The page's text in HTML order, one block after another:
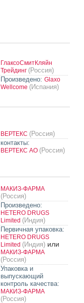
ГлаксоСмитКляйн
Трейдинг (Россия)
Произведено: Glaxo
Wellcome (Испания)
ВЕРТЕКС (Россия)
контакты:
ВЕРТЕКС АО (Россия)
МАКИЗ-ФАРМА
(Россия)
Произведено:
HETERO DRUGS
Limited (Индия)
Первичная упаковка:
HETERO DRUGS
Limited (Индия)или
МАКИЗ-ФАРМА
(Россия)
Упаковка и
выпускающий
контроль качества:
МАКИЗ-ФАРМА
(Россия)